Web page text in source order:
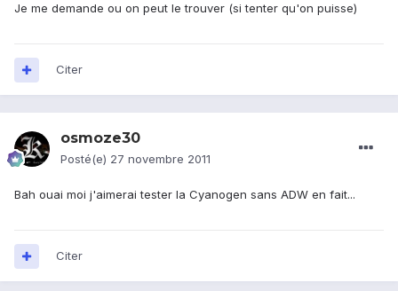
Je me demande ou on peut le trouver (si tenter qu'on puisse)
Citer
osmoze30
Posté(e) 27 novembre 2011
Bah ouai moi j'aimerai tester la Cyanogen sans ADW en fait...
Citer